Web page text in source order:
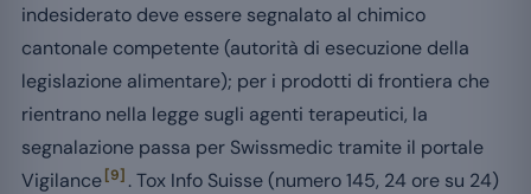
indesiderato deve essere segnalato al chimico
cantonale competente (autorità di esecuzione della
legislazione alimentare); per i prodotti di frontiera che
rientrano nella legge sugli agenti terapeutici, la
segnalazione passa per Swissmedic tramite il portale
Vigilance[9] . Tox Info Suisse (numero 145, 24 ore su 24)